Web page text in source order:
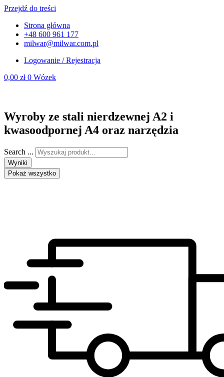
Przejdź do treści
Strona główna
+48 600 961 177
milwar@milwar.com.pl
Logowanie / Rejestracja
0,00 zł 0 Wózek
Wyroby ze stali nierdzewnej A2 i
kwasoodpornej A4 oraz narzędzia
Search ...
Wyniki
Pokaż wszystko